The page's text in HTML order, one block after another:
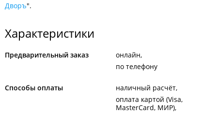
Дворъ".
Характеристики
Предварительный заказ
онлайн
по телефону
Способы оплаты
наличный расчёт
оплата картой (Visa,
MasterCard, МИР)